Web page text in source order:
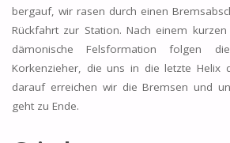
bergauf, wir rasen durch einen
Rückfahrt zur Station. Nach einem
dämonische Felsformation folgen
Korkenzieher, die uns in die letzte Helix
darauf erreichen wir die Bremsen und
geht zu Ende.